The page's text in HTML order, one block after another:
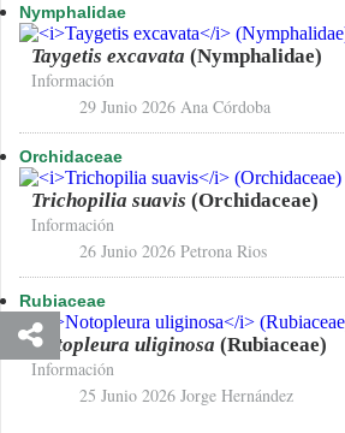
Nymphalidae
Taygetis excavata (Nymphalidae)
Información
29 Junio 2026 Ana Córdoba
Orchidaceae
Trichopilia suavis (Orchidaceae)
Información
26 Junio 2026 Petrona Rios
Rubiaceae
Notopleura uliginosa (Rubiaceae)
Información
25 Junio 2026 Jorge Hernández